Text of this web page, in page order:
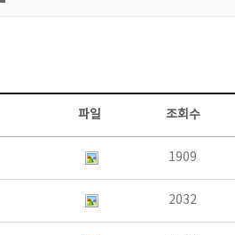
파일 조회수
1909
2032